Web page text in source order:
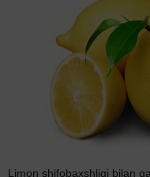
Limon shifobaxshligi bilan